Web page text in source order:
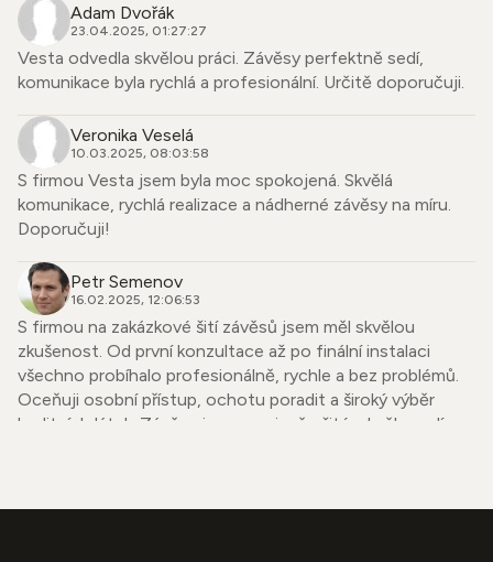
Adam Dvořák
23.04.2025, 01:27:27
Vesta odvedla skvělou práci. Závěsy perfektně sedí,
komunikace byla rychlá a profesionální. Určitě doporučuji.
Veronika Veselá
10.03.2025, 08:03:58
S firmou Vesta jsem byla moc spokojená. Skvělá
komunikace, rychlá realizace a nádherné závěsy na míru.
Doporučuji!
Petr Semenov
16.02.2025, 12:06:53
S firmou na zakázkové šití závěsů jsem měl skvělou
zkušenost. Od první konzultace až po finální instalaci
všechno probíhalo profesionálně, rychle a bez problémů.
Oceňuji osobní přístup, ochotu poradit a široký výběr
kvalitních látek. Závěsy jsou precizně ušité, skvěle sedí a